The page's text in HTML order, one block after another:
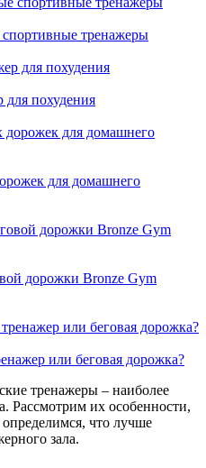
тренажеры
похудения
для домашнего
дорожки Bronze Gym
или беговая дорожка?
тренажеры – наиболее
Рассмотрим их особенности,
что лучше
зала.